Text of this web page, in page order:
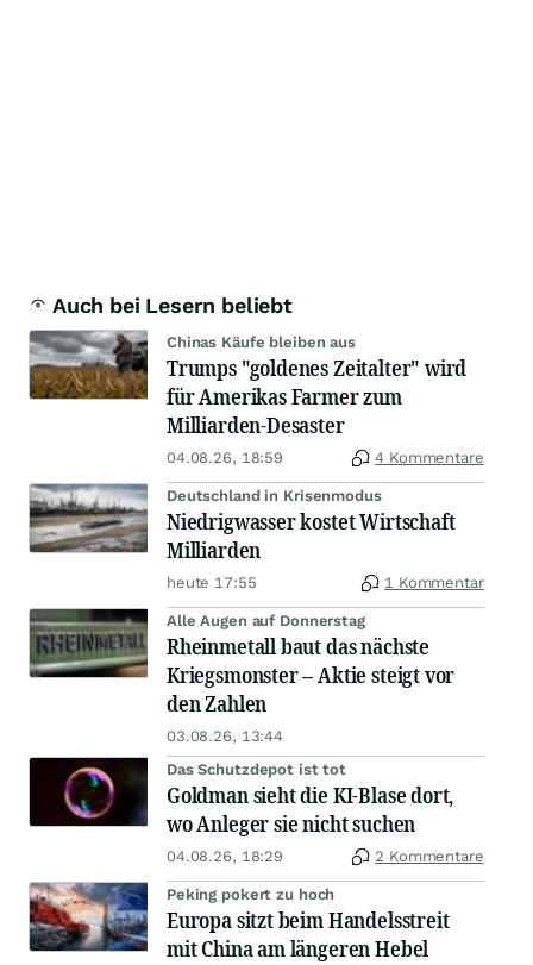
Auch bei Lesern beliebt
Chinas Käufe bleiben aus
Trumps "goldenes Zeitalter" wird
für Amerikas Farmer zum
Milliarden-Desaster
04.08.26, 18:59 4 Kommentare
Deutschland in Krisenmodus
Niedrigwasser kostet Wirtschaft
Milliarden
heute 17:55 1 Kommentar
Alle Augen auf Donnerstag
Rheinmetall baut das nächste
Kriegsmonster – Aktie steigt vor
den Zahlen
03.08.26, 13:44
Das Schutzdepot ist tot
Goldman sieht die KI-Blase dort,
wo Anleger sie nicht suchen
04.08.26, 18:29 2 Kommentare
Peking pokert zu hoch
Europa sitzt beim Handelsstreit
mit China am längeren Hebel